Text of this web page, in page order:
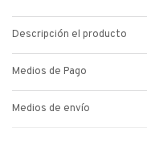
Descripción el producto
Medios de Pago
Medios de envío